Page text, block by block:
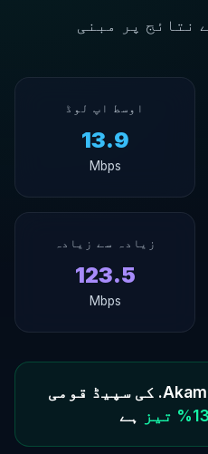
اوسط اپ لوڈ
13.9
Mbps
زیادہ سے زیادہ
123.5
Mbps
Akamai Technologies, Inc. کی سپیڈ قومی
تیز ہے